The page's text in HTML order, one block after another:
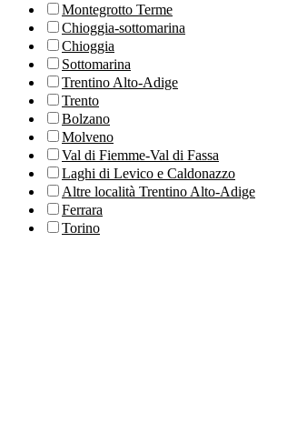
Montegrotto Terme
Chioggia-sottomarina
Chioggia
Sottomarina
Trentino Alto-Adige
Trento
Bolzano
Molveno
Val di Fiemme-Val di Fassa
Laghi di Levico e Caldonazzo
Altre località Trentino Alto-Adige
Ferrara
Torino